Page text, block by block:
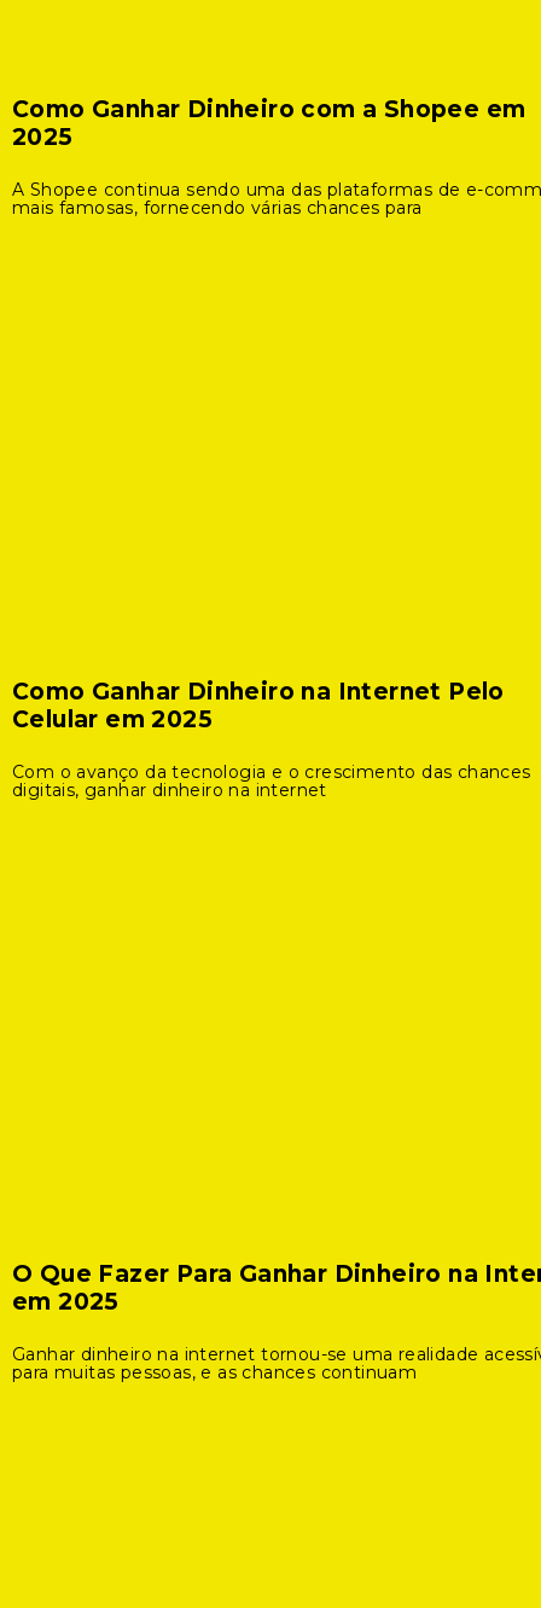
Como Ganhar Dinheiro com a Shopee em
2025
A Shopee continua sendo uma das plataformas de e-
mais famosas, fornecendo várias chances para
Como Ganhar Dinheiro na Internet Pelo
Celular em 2025
Com o avanço da tecnologia e o crescimento das chances
digitais, ganhar dinheiro na internet
O Que Fazer Para Ganhar Dinheiro na
em 2025
Ganhar dinheiro na internet tornou-se uma realidade
para muitas pessoas, e as chances continuam